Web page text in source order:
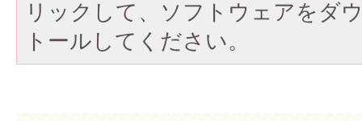
リックして、ソフトウェアをダ
トールしてください。